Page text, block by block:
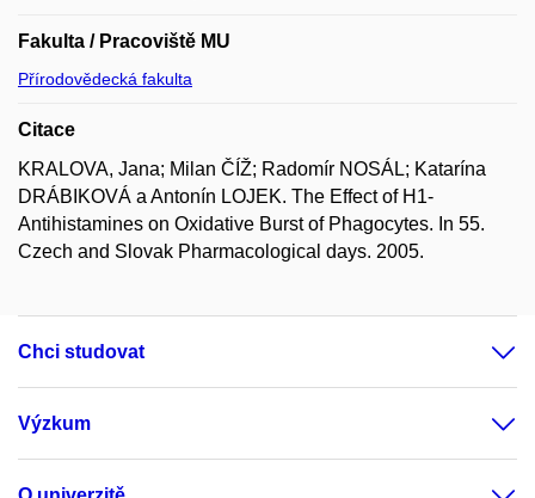
Fakulta / Pracoviště MU
Přírodovědecká fakulta
Citace
KRALOVA, Jana; Milan ČÍŽ; Radomír NOSÁL; Katarína
DRÁBIKOVÁ a Antonín LOJEK. The Effect of H1-
Antihistamines on Oxidative Burst of Phagocytes. In 55.
Czech and Slovak Pharmacological days. 2005.
Chci studovat
Výzkum